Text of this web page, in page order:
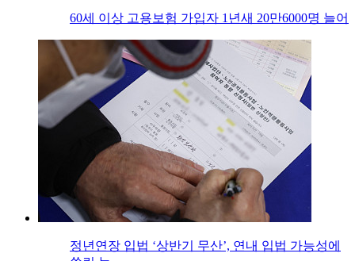
60세 이상 고용보험 가입자 1년새 20만6000명 늘어
정년연장 입법 ‘상반기 무산’, 연내 입법 가능성에